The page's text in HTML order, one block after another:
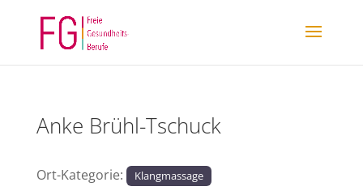
Anke Brühl-Tschuck
Ort-Kategorie: Klangmassage